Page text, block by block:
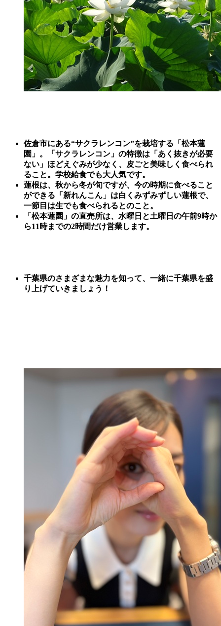
佐倉市にある“サクラレンコン”を栽培する「松本蓮
園」。「サクラレンコン」の特徴は「あく抜きが必要
ない」ほどえぐみが少なく、皮ごと美味しく食べられ
ること。学校給食でも大人気です。
蓮根は、秋から冬が旬ですが、今の時期に食べること
ができる「新れんこん」は白くみずみずしい蓮根で、
一節目は生でも食べられるとのこと。
「松本蓮園」の直売所は、水曜日と土曜日の午前9時か
ら11時までの2時間だけ営業します。
千葉県のさまざまな魅力を知って、一緒に千葉県を盛
り上げていきましょう！